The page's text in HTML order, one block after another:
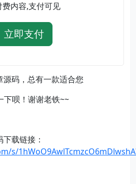
费内容,支付可见
立即支付
源码，总有一款适合您
下呗！谢谢老铁~~
载链接：
s/